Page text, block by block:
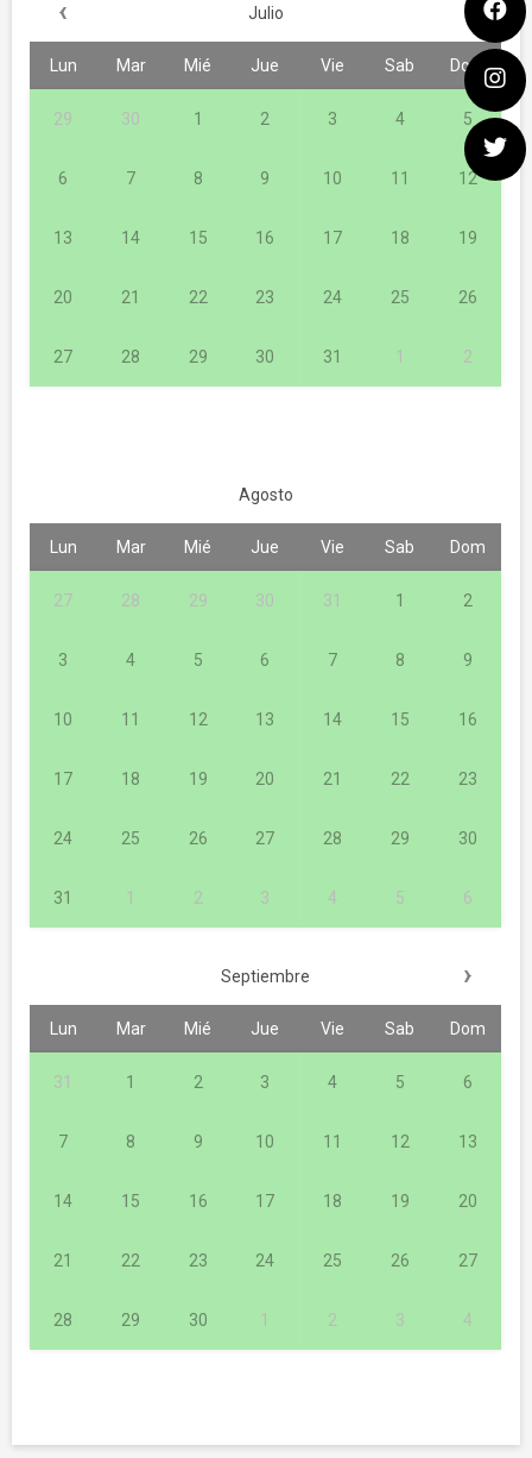
‹ Julio
Lun Mar Mié Jue Vie Sab Dom
29 30 1 2 3 4 5
6 7 8 9 10 11 12
13 14 15 16 17 18 19
20 21 22 23 24 25 26
27 28 29 30 31 1 2
Agosto
Lun Mar Mié Jue Vie Sab Dom
27 28 29 30 31 1 2
3 4 5 6 7 8 9
10 11 12 13 14 15 16
17 18 19 20 21 22 23
24 25 26 27 28 29 30
31 1 2 3 4 5 6
Septiembre ›
Lun Mar Mié Jue Vie Sab Dom
31 1 2 3 4 5 6
7 8 9 10 11 12 13
14 15 16 17 18 19 20
21 22 23 24 25 26 27
28 29 30 1 2 3 4